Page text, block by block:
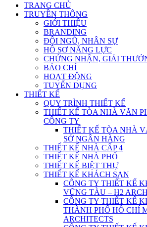
TRANG CHỦ
TRUYỀN THÔNG
GIỚI THIỆU
BRANDING
ĐỘI NGŨ, NHÂN SỰ
HỒ SƠ NĂNG LỰC
CHỨNG NHẬN, GIẢI
BÁO CHÍ
HOẠT ĐỘNG
TUYỂN DỤNG
THIẾT KẾ
QUY TRÌNH THIẾT KẾ
THIẾT KẾ TÒA NHÀ VĂN
CÔNG TY
THIẾT KẾ TÒA NHÀ
SỞ NGÂN HÀNG
THIẾT KẾ NHÀ CẤP 4
THIẾT KẾ NHÀ PHỐ
THIẾT KẾ BIỆT THỰ
THIẾT KẾ KHÁCH SẠN
CÔNG TY THIẾT KẾ
VŨNG TÀU – H2
CÔNG TY THIẾT KẾ
THÀNH PHỐ HỒ CHÍ
ARCHITECTS